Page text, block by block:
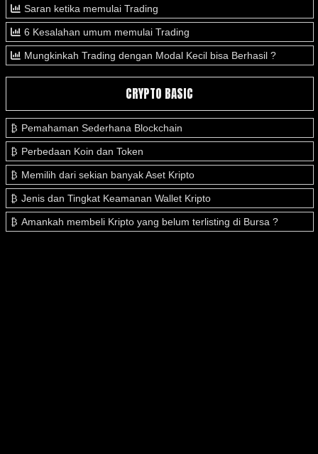
Saran ketika memulai Trading
6 Kesalahan umum memulai Trading
Mungkinkah Trading dengan Modal Kecil bisa Berhasil ?
CRYPTO BASIC
Pemahaman Sederhana Blockchain
Perbedaan Koin dan Token
Memilih dari sekian banyak Aset Kripto
Jenis dan Tingkat Keamanan Wallet Kripto
Amankah membeli Kripto yang belum terlisting di Bursa ?